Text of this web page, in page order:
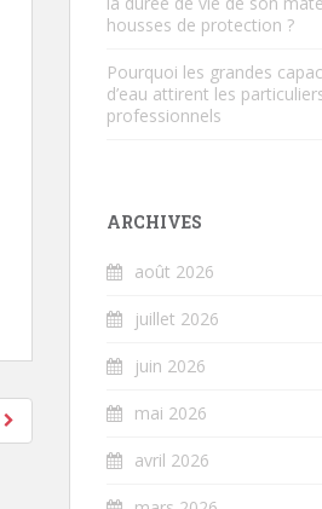
housses de protection ?
Pourquoi les grandes
d’eau attirent les
professionnels
ARCHIVES
août 2026
juillet 2026
juin 2026
mai 2026
avril 2026